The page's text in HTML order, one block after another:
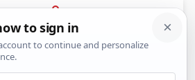
PRIJAVA
Sport Komentari